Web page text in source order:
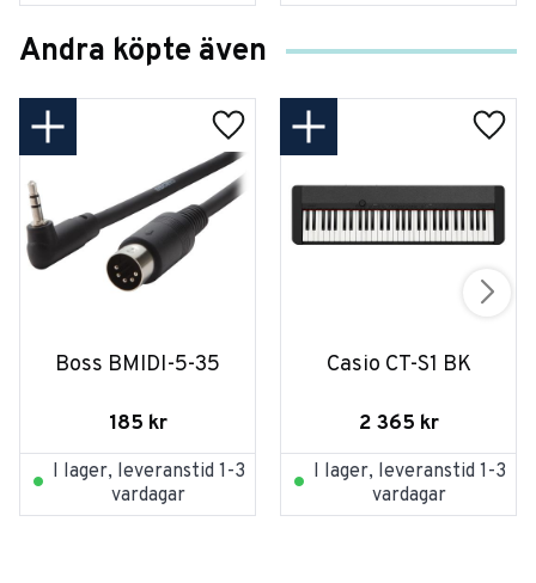
Andra köpte även
Boss BMIDI-5-35
185 kr
I lager, leveranstid 1-3
vardagar
Casio CT-S1 BK
2 365 kr
I lager, leveranstid 1-3
vardagar